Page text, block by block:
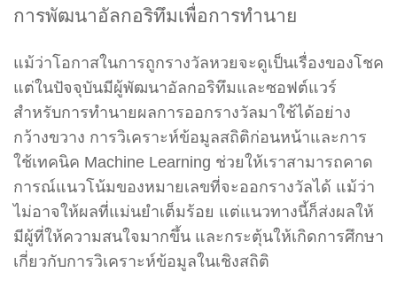
การพัฒนาอัลกอริทึมเพื่อการทำนาย
แม้ว่าโอกาสในการถูกรางวัลหวยจะดูเป็นเรื่องของโชค
แต่ในปัจจุบันมีผู้พัฒนาอัลกอริทึมและซอฟต์แวร์
สำหรับการทำนายผลการออกรางวัลมาใช้ได้อย่าง
กว้างขวาง การวิเคราะห์ข้อมูลสถิติก่อนหน้าและการ
ใช้เทคนิค Machine Learning ช่วยให้เราสามารถคาด
การณ์แนวโน้มของหมายเลขที่จะออกรางวัลได้ แม้ว่า
ไม่อาจให้ผลที่แม่นยำเต็มร้อย แต่แนวทางนี้ก็ส่งผลให้
มีผู้ที่ให้ความสนใจมากขึ้น และกระตุ้นให้เกิดการศึกษา
เกี่ยวกับการวิเคราะห์ข้อมูลในเชิงสถิติ